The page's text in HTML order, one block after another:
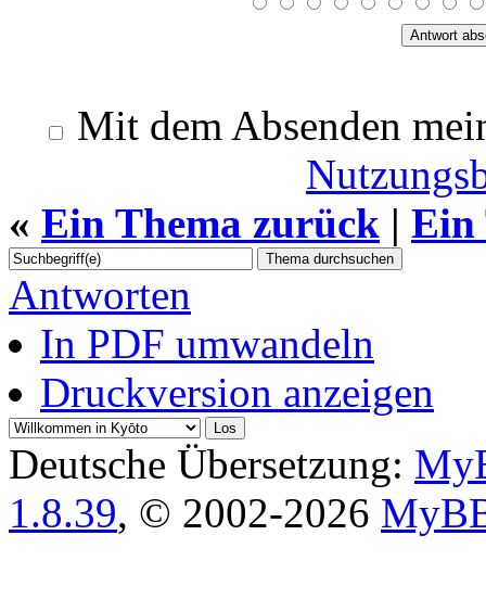
Mit dem Absenden
« Ein Thema zurück | Ein
Antworten
In PDF umwandeln
Druckversion anzeigen
Deutsche Übersetzung:
1.8.39, © 2002-2026